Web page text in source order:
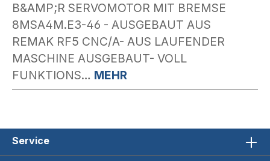
B&AMP;R SERVOMOTOR MIT BREMSE
8MSA4M.E3-46 - AUSGEBAUT AUS
REMAK RF5 CNC/A- AUS LAUFENDER
MASCHINE AUSGEBAUT- VOLL
FUNKTIONS… MEHR
Service